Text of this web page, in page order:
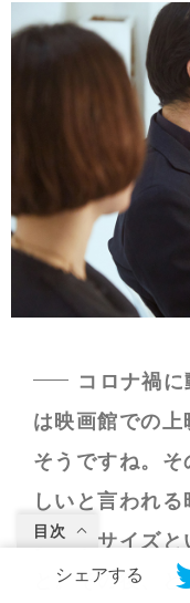
目次
コロナ禍
は映画館での
そうですね。
しいと言われ
ダードサイズ
と。その後、
シェアする